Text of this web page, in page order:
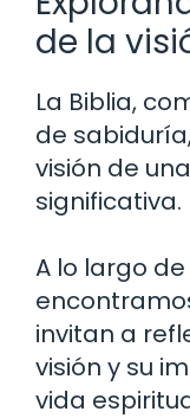
de la
La Biblia,
de
visión de
significativa.
A lo largo
invitan a
visión y su
vida